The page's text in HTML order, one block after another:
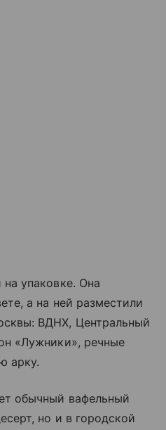
на упаковке. Она
а на ней разместили
ВДНХ, Центральный
«Лужники», речные
арку.
обычный вафельный
но и в городской